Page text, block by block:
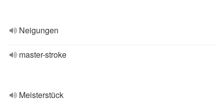
Neigungen
master-stroke
Meisterstück